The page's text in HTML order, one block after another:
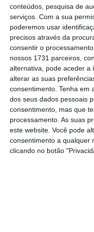
conteúdos, pesquisa de
serviços. Com a sua
poderemos usar
precisos através da
consentir o
nossos 1731 parceiros,
alternativa, pode aceder a
alterar as suas
consentimento. Tenha em
dos seus dados pessoais
consentimento, mas que
processamento. As suas
este website. Você pode
consentimento a qualquer
clicando no botão